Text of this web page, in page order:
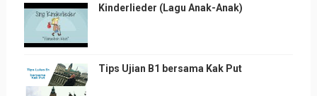
Kinderlieder (Lagu Anak-Anak)
Tips Ujian B1 bersama Kak Put